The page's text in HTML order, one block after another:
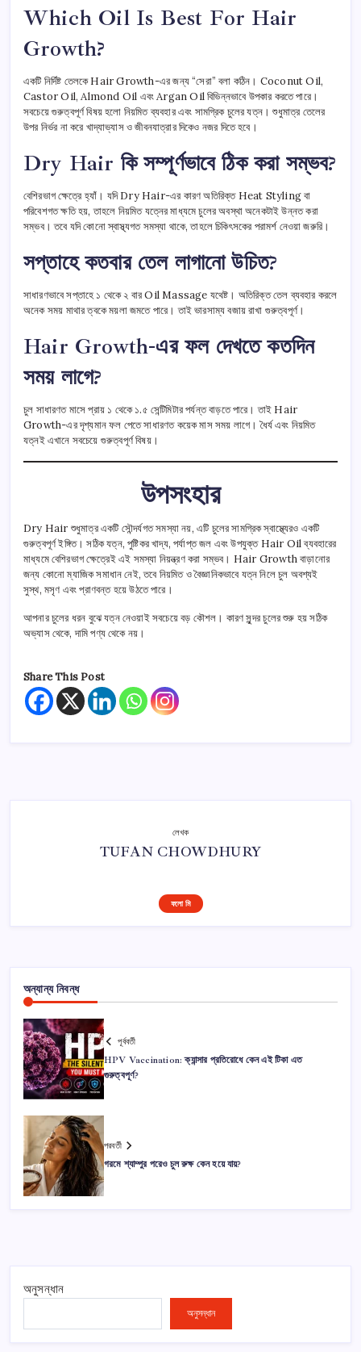
Which Oil Is Best For Hair
Growth?
একটি নির্দিষ্ট তেলকে Hair Growth-এর জন্য “সেরা” বলা কঠিন। Coconut Oil,
Castor Oil, Almond Oil এবং Argan Oil বিভিন্নভাবে উপকার করতে পারে।
সবচেয়ে গুরুত্বপূর্ণ বিষয় হলো নিয়মিত ব্যবহার এবং সামগ্রিক চুলের যত্ন। শুধুমাত্র তেলের
উপর নির্ভর না করে খাদ্যাভ্যাস ও জীবনযাত্রার দিকেও নজর দিতে হবে।
Dry Hair কি সম্পূর্ণভাবে ঠিক করা সম্ভব?
বেশিরভাগ ক্ষেত্রে হ্যাঁ। যদি Dry Hair-এর কারণ অতিরিক্ত Heat Styling বা
পরিবেশগত ক্ষতি হয়, তাহলে নিয়মিত যত্নের মাধ্যমে চুলের অবস্থা অনেকটাই উন্নত করা
সম্ভব। তবে যদি কোনো স্বাস্থ্যগত সমস্যা থাকে, তাহলে চিকিৎসকের পরামর্শ নেওয়া জরুরি।
সপ্তাহে কতবার তেল লাগানো উচিত?
সাধারণভাবে সপ্তাহে ১ থেকে ২ বার Oil Massage যথেষ্ট। অতিরিক্ত তেল ব্যবহার করলে
অনেক সময় মাথার ত্বকে ময়লা জমতে পারে। তাই ভারসাম্য বজায় রাখা গুরুত্বপূর্ণ।
Hair Growth-এর ফল দেখতে কতদিন
সময় লাগে?
চুল সাধারণত মাসে প্রায় ১ থেকে ১.৫ সেন্টিমিটার পর্যন্ত বাড়তে পারে। তাই Hair
Growth-এর দৃশ্যমান ফল পেতে সাধারণত কয়েক মাস সময় লাগে। ধৈর্য এবং নিয়মিত
যত্নই এখানে সবচেয়ে গুরুত্বপূর্ণ বিষয়।
উপসংহার
Dry Hair শুধুমাত্র একটি সৌন্দর্যগত সমস্যা নয়, এটি চুলের সামগ্রিক স্বাস্থ্যেরও একটি
গুরুত্বপূর্ণ ইঙ্গিত। সঠিক যত্ন, পুষ্টিকর খাদ্য, পর্যাপ্ত জল এবং উপযুক্ত Hair Oil ব্যবহারের
মাধ্যমে বেশিরভাগ ক্ষেত্রেই এই সমস্যা নিয়ন্ত্রণ করা সম্ভব। Hair Growth বাড়ানোর
জন্য কোনো ম্যাজিক সমাধান নেই, তবে নিয়মিত ও বৈজ্ঞানিকভাবে যত্ন নিলে চুল অবশ্যই
সুস্থ, মসৃণ এবং প্রাণবন্ত হয়ে উঠতে পারে।
আপনার চুলের ধরন বুঝে যত্ন নেওয়াই সবচেয়ে বড় কৌশল। কারণ সুন্দর চুলের শুরু হয় সঠিক
অভ্যাস থেকে, দামি পণ্য থেকে নয়।
Share This Post
লেখক
TUFAN CHOWDHURY
ফলো মি
অন্যান্য নিবন্ধ
পূর্ববর্তী
HPV Vaccination: ক্যান্সার প্রতিরোধে কেন এই টিকা এত
গুরুত্বপূর্ণ?
পরবর্তী
গরমে শ্যাম্পুর পরেও চুল রুক্ষ কেন হয়ে যায়?
অনুসন্ধান
অনুসন্ধান